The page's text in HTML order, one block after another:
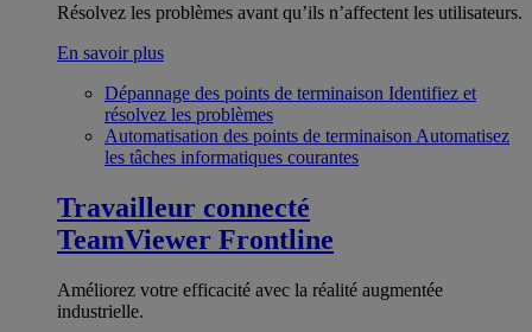
Résolvez les problèmes avant qu’ils n’affectent les utilisateurs.
En savoir plus
Dépannage des points de terminaison Identifiez et
résolvez les problèmes
Automatisation des points de terminaison Automatisez
les tâches informatiques courantes
Travailleur connecté
TeamViewer Frontline
Améliorez votre efficacité avec la réalité augmentée
industrielle.